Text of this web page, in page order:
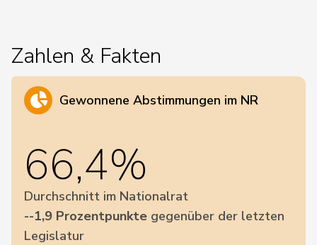
Zahlen & Fakten
Gewonnene Abstimmungen im NR
66,4%
Durchschnitt im Nationalrat
--1,9 Prozentpunkte gegenüber der letzten
Legislatur